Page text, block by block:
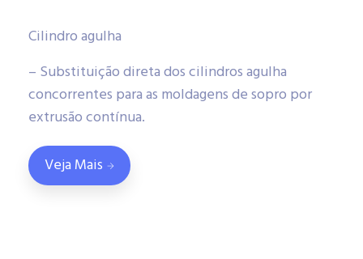
Cilindro agulha
– Substituição direta dos cilindros agulha
concorrentes para as moldagens de sopro por
extrusão contínua.
Veja Mais